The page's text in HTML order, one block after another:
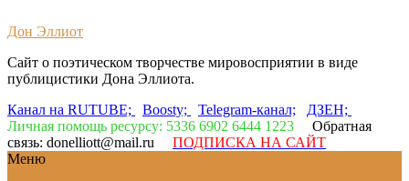
Дон Эллиот
Сайт о поэтическом творчестве мировосприятии в виде
публицистики Дона Эллиота.
Канал на RUTUBE;
Boosty; Telegram-канал;
ДЗЕН;
Личная помощь ресурсу: 5336 6902 6444 1223
Обратная
связь: donelliott@mail.ru ПОДПИСКА НА САЙТ
Меню